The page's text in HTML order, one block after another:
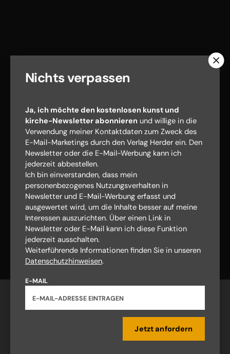
Barrierefreiheit
Impressum
Vertrag widerrufen Abo online kündigen
Nach oben
Nichts verpassen
Ja, ich möchte den kostenlosen kunst und
kirche-Newsletter abonnieren und willige in die
Verwendung meiner Kontaktdaten zum Zweck des
E-Mail-Marketings durch den Verlag Herder ein. Den
Newsletter oder die E-Mail-Werbung kann ich
jederzeit abbestellen.
Ich bin einverstanden, dass mein
personenbezogenes Nutzungsverhalten in
Newsletter und E-Mail-Werbung erfasst und
ausgewertet wird, um die Inhalte besser auf meine
Interessen auszurichten. Über einen Link in
Newsletter oder E-Mail kann ich diese Funktion
jederzeit ausschalten.
Weiterführende Informationen finden Sie in unseren
Datenschutzhinweisen.
E-MAIL
Jetzt anfordern